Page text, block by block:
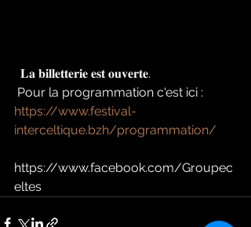
  𝐋𝐚 𝐛𝐢𝐥𝐥𝐞𝐭𝐭𝐞𝐫𝐢𝐞 𝐞𝐬𝐭 𝐨𝐮𝐯𝐞𝐫𝐭𝐞.
Pour la programmation c'est ici :
https://www.festival-
interceltique.bzh/programmation/
https://www.facebook.com/Groupec
eltes